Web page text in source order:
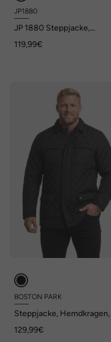
JP1880
JP 1880 Steppjacke,
XL
119,99€
BOSTON PARK
Steppjacke, Hemdkragen,
129,99€